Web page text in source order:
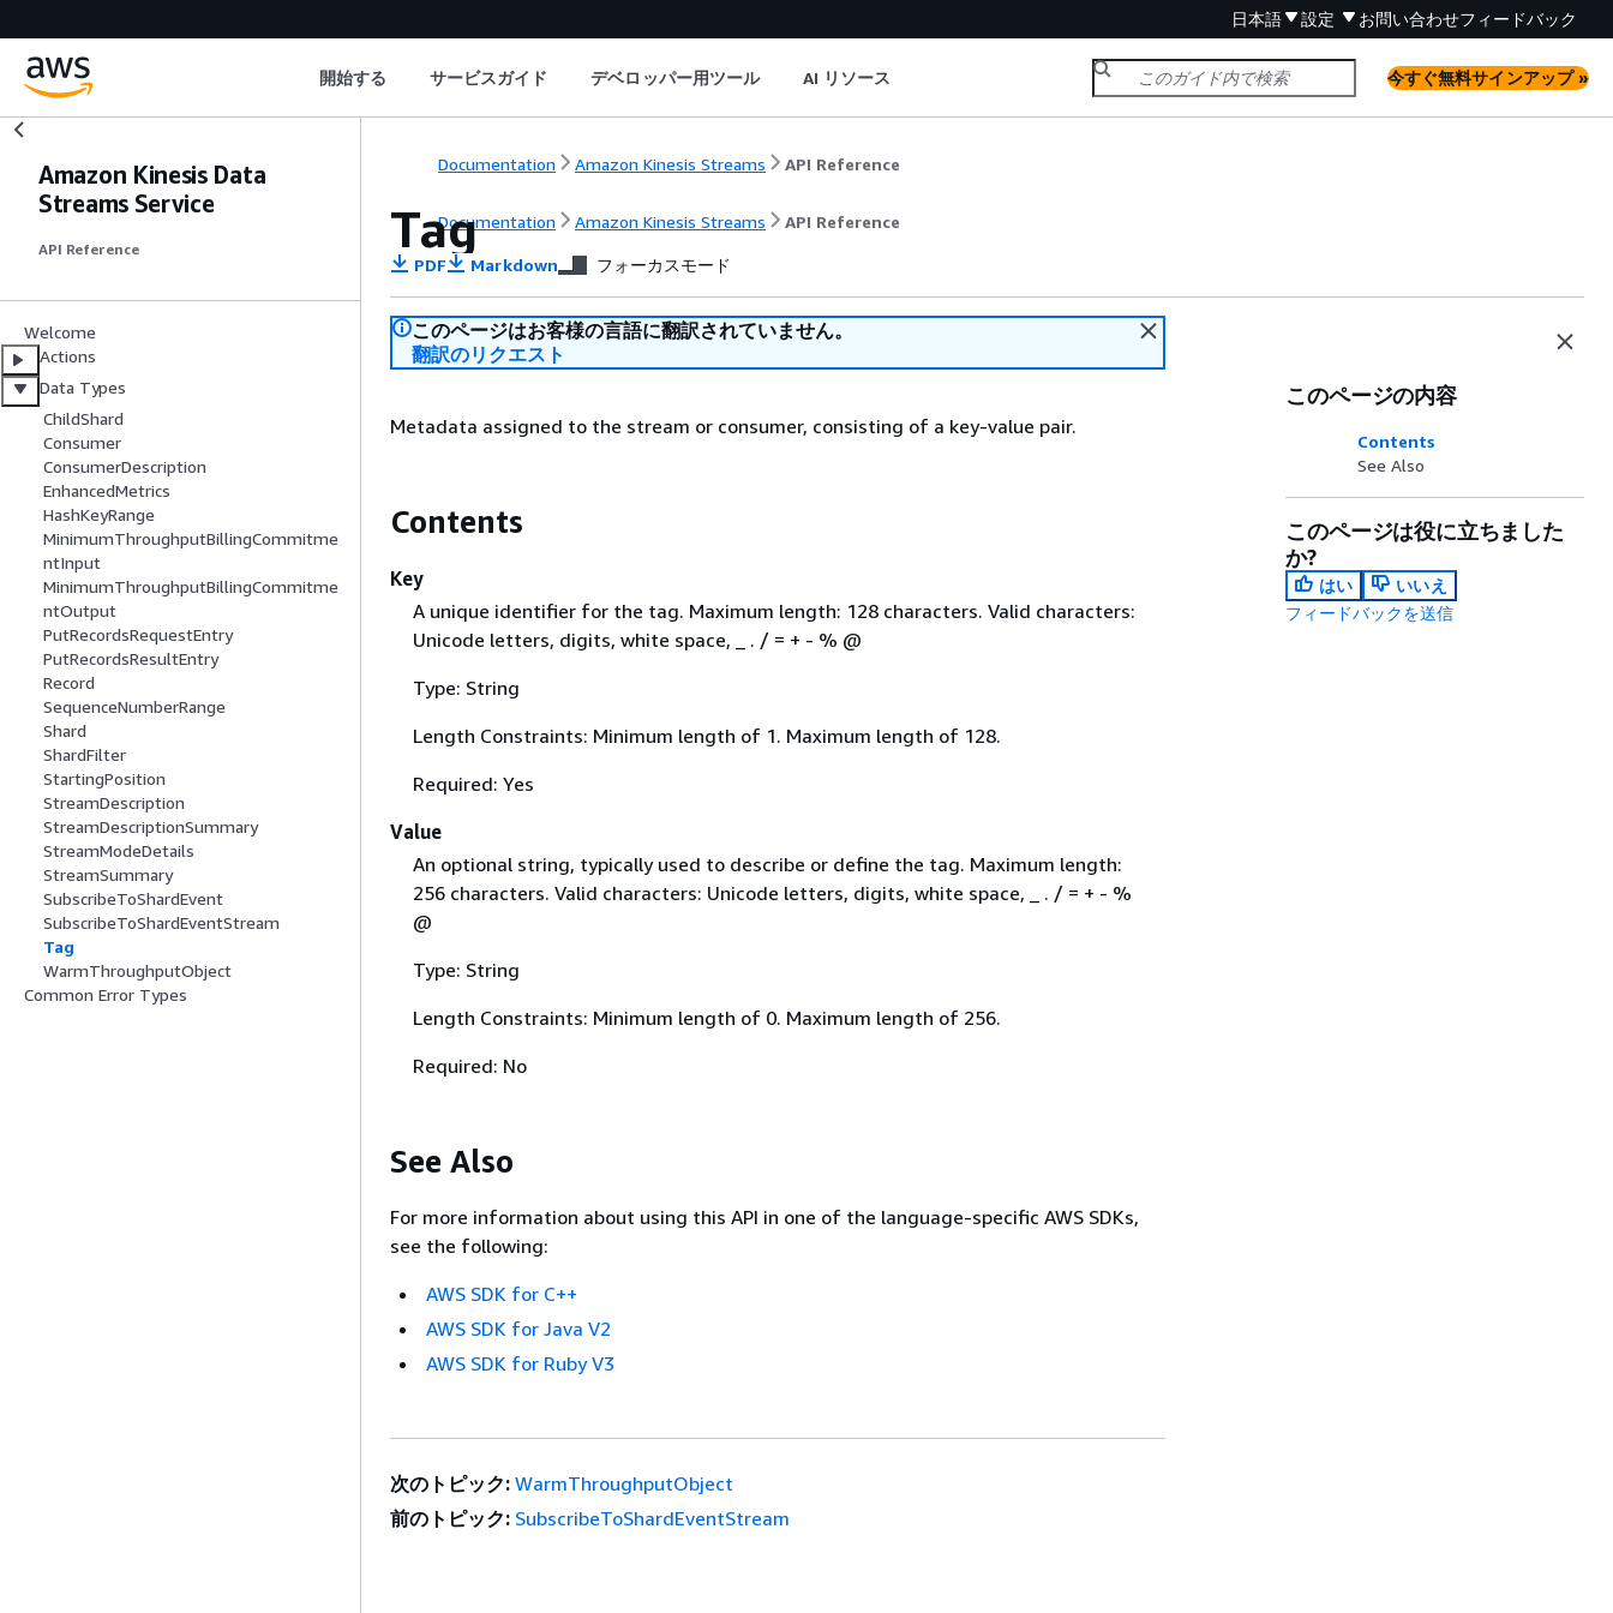
日本語 設定 お問い合わせフィードバック
開始する サービスガイド デベロッパー用ツール AI リソース 今すぐ無料サインアップ »
Amazon Kinesis Data
Streams Service
API Reference
Welcome
Actions
Data Types
ChildShard
Consumer
ConsumerDescription
EnhancedMetrics
HashKeyRange
MinimumThroughputBillingCommitme
ntInput
MinimumThroughputBillingCommitme
ntOutput
PutRecordsRequestEntry
PutRecordsResultEntry
Record
SequenceNumberRange
Shard
ShardFilter
StartingPosition
StreamDescription
StreamDescriptionSummary
StreamModeDetails
StreamSummary
SubscribeToShardEvent
SubscribeToShardEventStream
Tag
WarmThroughputObject
Common Error Types
Documentation Amazon Kinesis Streams API Reference
Documentation Amazon Kinesis Streams API Reference
Tag
PDF Markdown フォーカスモード
このページはお客様の言語に翻訳されていません。
翻訳のリクエスト
Metadata assigned to the stream or consumer, consisting of a key-value pair.
Contents
Key
A unique identifier for the tag. Maximum length: 128 characters. Valid characters:
Unicode letters, digits, white space, _ . / = + - % @
Type: String
Length Constraints: Minimum length of 1. Maximum length of 128.
Required: Yes
Value
An optional string, typically used to describe or define the tag. Maximum length:
256 characters. Valid characters: Unicode letters, digits, white space, _ . / = + - %
@
Type: String
Length Constraints: Minimum length of 0. Maximum length of 256.
Required: No
See Also
For more information about using this API in one of the language-specific AWS SDKs,
see the following:
AWS SDK for C++
AWS SDK for Java V2
AWS SDK for Ruby V3
このページの内容
Contents
See Also
このページは役に立ちました
か?
はい
いいえ
フィードバックを送信
次のトピック: WarmThroughputObject
前のトピック: SubscribeToShardEventStream